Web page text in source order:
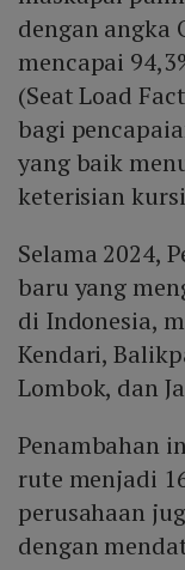
dengan angka
mencapai
(Seat Load
bagi
yang baik
keterisian
Selama 2024,
baru yang
di Indonesia,
Kendari,
Lombok, dan
Penambahan
rute menjadi
perusahaan
dengan